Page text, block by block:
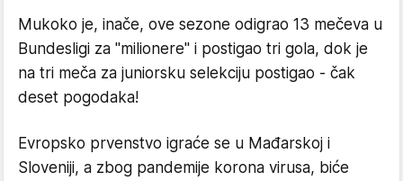
Mukoko je, inače, ove sezone odigrao 13 mečeva u
Bundesligi za "milionere" i postigao tri gola, dok je
na tri meča za juniorsku selekciju postigao - čak
deset pogodaka!
Evropsko prvenstvo igraće se u Mađarskoj i
Sloveniji, a zbog pandemije korona virusa, biće